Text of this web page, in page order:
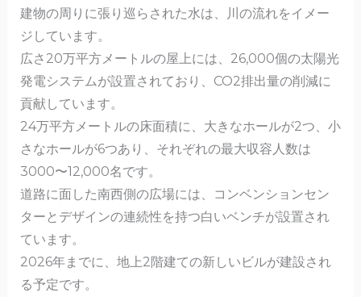
建物の周りに張り巡らされた水は、川の流れをイメー
ジしています。
広さ20万平方メートルの屋上には、26,000個の太陽光
発電システムが設置されており、CO2排出量の削減に
貢献しています。
24万平方メートルの床面積に、​​大きなホールが2つ、小
さなホールが6つあり、それぞれの最大収容人数は
3000〜12,000名です。
道路に面した南西側の広場には、コンベンションセン
ターとデザインの連続性を持つ白いベンチが設置され
ています。
2026年までに、地上2階建ての新しいビルが建設され
る予定です。